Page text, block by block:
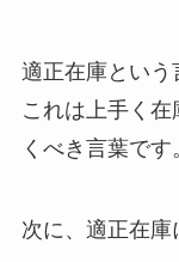
適正在庫という
これは上手く
くべき言葉です
次に、適正在庫